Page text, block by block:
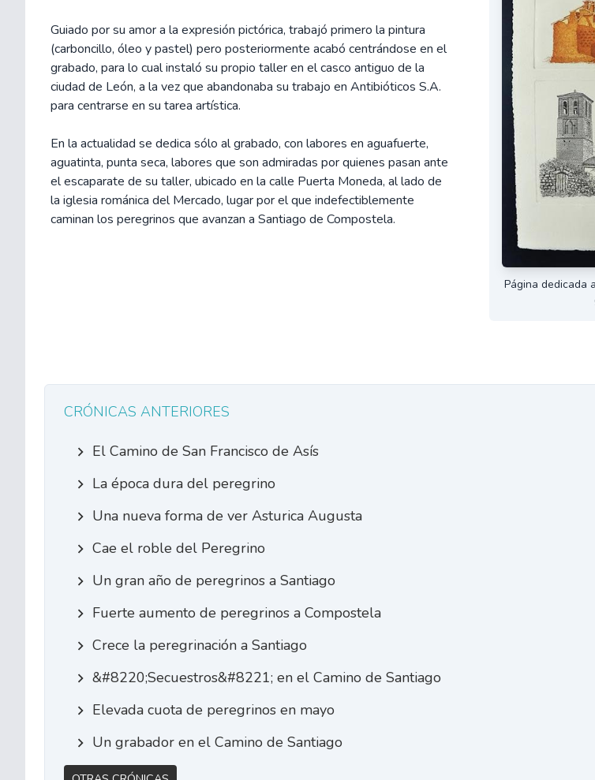
Guiado por su amor a la expresión pictórica, trabajó primero la pintura
(carboncillo, óleo y pastel) pero posteriormente acabó centrándose en el
grabado, para lo cual instaló su propio taller en el casco antiguo de la
ciudad de León, a la vez que abandonaba su trabajo en Antibióticos S.A.
para centrarse en su tarea artística.
En la actualidad se dedica sólo al grabado, con labores en aguafuerte,
aguatinta, punta seca, labores que son admiradas por quienes pasan ante
el escaparate de su taller, ubicado en la calle Puerta Moneda, al lado de
la iglesia románica del Mercado, lugar por el que indefectiblemente
caminan los peregrinos que avanzan a Santiago de Compostela.
Página dedicada
CRÓNICAS ANTERIORES
El Camino de San Francisco de Asís
La época dura del peregrino
Una nueva forma de ver Asturica Augusta
Cae el roble del Peregrino
Un gran año de peregrinos a Santiago
Fuerte aumento de peregrinos a Compostela
Crece la peregrinación a Santiago
&#8220;Secuestros&#8221; en el Camino de Santiago
Elevada cuota de peregrinos en mayo
Un grabador en el Camino de Santiago